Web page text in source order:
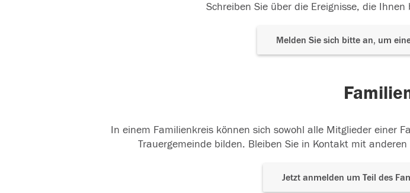
Schreiben Sie über die Ereignisse, die
Melden Sie sich bitte an, um
In einem Familienkreis können sich sowohl alle Mitglieder einer
Trauergemeinde bilden. Bleiben Sie in Kontakt mit
Jetzt anmelden um Teil des